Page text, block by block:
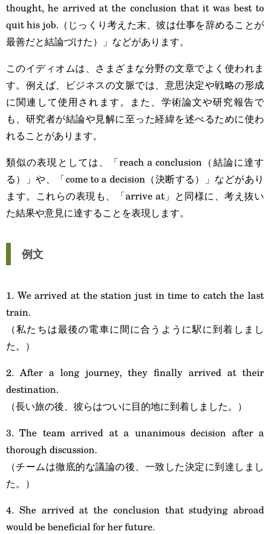
thought, he arrived at the conclusion that it was best to
quit his job.（じっくり考えた末、彼は仕事を辞めることが
最善だと結論づけた）」などがあります。
このイディオムは、さまざまな分野の文章でよく使われま
す。例えば、ビジネスの文脈では、意思決定や戦略の形成
に関連して使用されます。また、学術論文や研究報告で
も、研究者が結論や見解に至った経緯を述べるために使わ
れることがあります。
類似の表現としては、「reach a conclusion（結論に達す
る）」や、「come to a decision（決断する）」などがあり
ます。これらの表現も、「arrive at」と同様に、考え抜い
た結果や意見に達することを表現します。
例文
1. We arrived at the station just in time to catch the last
train.
（私たちは最後の電車に間に合うように駅に到着しまし
た。）
2. After a long journey, they finally arrived at their
destination.
（長い旅の後、彼らはついに目的地に到着しました。）
3. The team arrived at a unanimous decision after a
thorough discussion.
（チームは徹底的な議論の後、一致した決定に到達しまし
た。）
4. She arrived at the conclusion that studying abroad
would be beneficial for her future.